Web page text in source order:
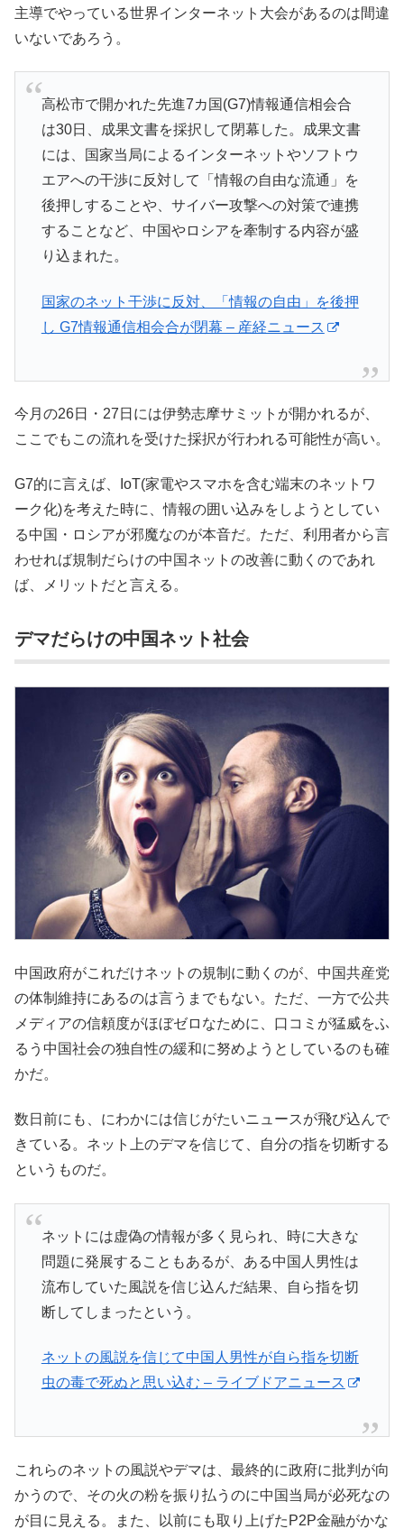
主導でやっている世界インターネット大会があるのは間違
いないであろう。
高松市で開かれた先進7カ国(G7)情報通信相会合
は30日、成果文書を採択して閉幕した。成果文書
には、国家当局によるインターネットやソフトウ
エアへの干渉に反対して「情報の自由な流通」を
後押しすることや、サイバー攻撃への対策で連携
することなど、中国やロシアを牽制する内容が盛
り込まれた。
国家のネット干渉に反対、「情報の自由」を後押
し G7情報通信相会合が閉幕 – 産経ニュース
今月の26日・27日には伊勢志摩サミットが開かれるが、
ここでもこの流れを受けた採択が行われる可能性が高い。
G7的に言えば、IoT(家電やスマホを含む端末のネットワ
ーク化)を考えた時に、情報の囲い込みをしようとしてい
る中国・ロシアが邪魔なのが本音だ。ただ、利用者から言
わせれば規制だらけの中国ネットの改善に動くのであれ
ば、メリットだと言える。
デマだらけの中国ネット社会
中国政府がこれだけネットの規制に動くのが、中国共産党
の体制維持にあるのは言うまでもない。ただ、一方で公共
メディアの信頼度がほぼゼロなために、口コミが猛威をふ
るう中国社会の独自性の緩和に努めようとしているのも確
かだ。
数日前にも、にわかには信じがたいニュースが飛び込んで
きている。ネット上のデマを信じて、自分の指を切断する
というものだ。
ネットには虚偽の情報が多く見られ、時に大きな
問題に発展することもあるが、ある中国人男性は
流布していた風説を信じ込んだ結果、自ら指を切
断してしまったという。
ネットの風説を信じて中国人男性が自ら指を切断
虫の毒で死ぬと思い込む – ライブドアニュース
これらのネットの風説やデマは、最終的に政府に批判が向
かうので、その火の粉を振り払うのに中国当局が必死なの
が目に見える。また、以前にも取り上げたP2P金融がかな